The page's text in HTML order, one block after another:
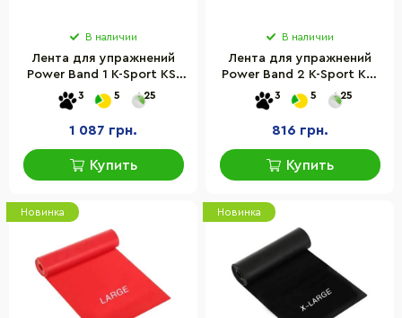
В наличии
Лента для упражнений
Power Band 1 K-Sport KS-
277 зеленая 23 х 57кг
3 5 25
1 087 грн.
Купить
В наличии
Лента для упражнений
Power Band 2 K-Sport KS-
278 синий 16 х 39 кг
3 5 25
816 грн.
Купить
Новинка Новинка